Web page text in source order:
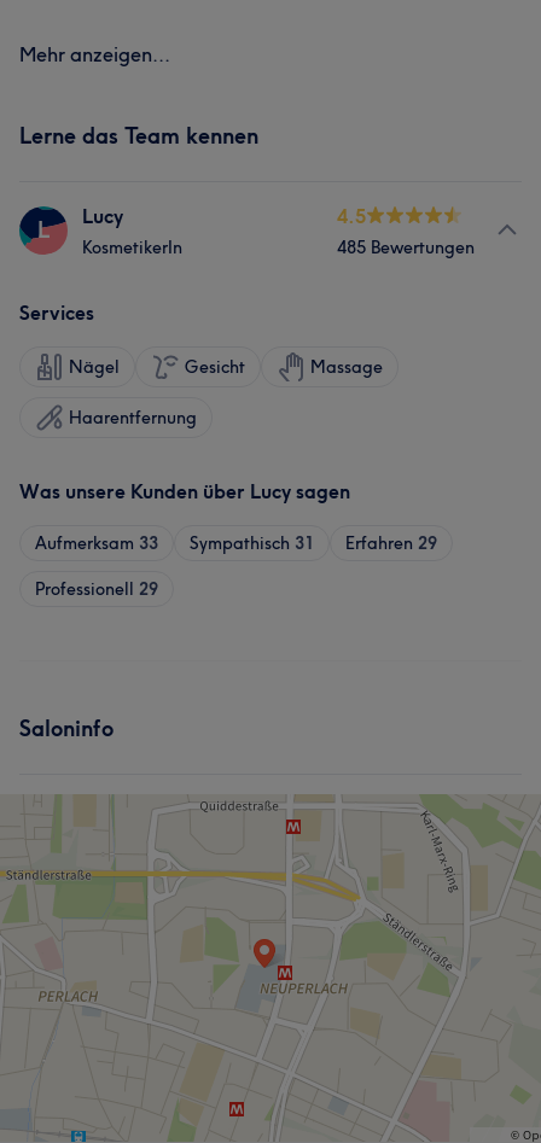
Mehr anzeigen...
Lerne das Team kennen
L Lucy
KosmetikerIn
4.5
485 Bewertungen
Services
Nägel Gesicht Massage
Haarentfernung
Was unsere Kunden über Lucy sagen
Aufmerksam 33 Sympathisch 31 Erfahren 29
Professionell 29
Saloninfo